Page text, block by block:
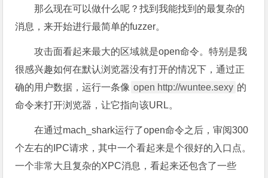
那么现在可以做什么呢？找到我能找到的最复杂的
消息，来开始进行最简单的fuzzer。
攻击面看起来最大的区域就是open命令。特别是我
很感兴趣如何在默认浏览器没有打开的情况下，通过正
确的用户数据，运行一条像 open http://wuntee.sexy 的
命令来打开浏览器，让它指向该URL。
在通过mach_shark运行了open命令之后，审阅300
个左右的IPC请求，其中一个看起来是个很好的入口点。
一个非常大且复杂的XPC消息，看起来还包含了一些